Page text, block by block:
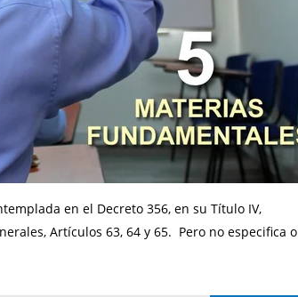
en el Decreto 356, en su Título IV,
Artículos 63, 64 y 65. Pero no especifica o